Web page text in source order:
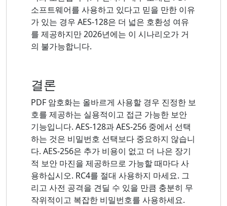
소프트웨어를 사용하고 있다고 믿을 만한 이유
가 있는 경우 AES-128은 더 넓은 호환성 여유
를 제공하지만 2026년에는 이 시나리오가 거
의 불가능합니다.
결론
PDF 암호화는 올바르게 사용할 경우 진정한 보
호를 제공하는 실용적이고 접근 가능한 보안
기능입니다. AES-128과 AES-256 중에서 선택
하는 것은 비밀번호 선택보다 중요하지 않습니
다. AES-256은 추가 비용이 없고 더 나은 장기
적 보안 마진을 제공하므로 가능할 때마다 사
용하십시오. RC4를 절대 사용하지 마세요. 그
리고 사전 공격을 견딜 수 있을 만큼 충분히 무
작위적이고 복잡한 비밀번호를 사용하세요.